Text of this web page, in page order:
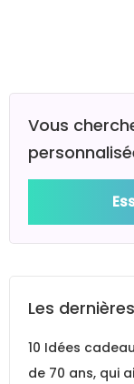
Vous
Les
10 Idées
de 70 ans, qui